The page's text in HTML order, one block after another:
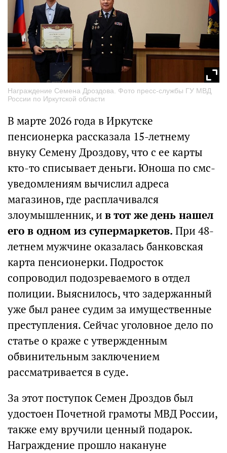
Награждение Семена Дроздова. Фото пресс-службы ГУ МВД
России по Иркутской области
В марте 2026 года в Иркутске
пенсионерка рассказала 15-летнему
внуку Семену Дроздову, что с ее карты
кто-то списывает деньги. Юноша по смс-
уведомлениям вычислил адреса
магазинов, где расплачивался
злоумышленник, и в тот же день нашел
его в одном из супермаркетов. При 48-
летнем мужчине оказалась банковская
карта пенсионерки. Подросток
сопроводил подозреваемого в отдел
полиции. Выяснилось, что задержанный
уже был ранее судим за имущественные
преступления. Сейчас уголовное дело по
статье о краже с утвержденным
обвинительным заключением
рассматривается в суде.
За этот поступок Семен Дроздов был
удостоен Почетной грамоты МВД России,
также ему вручили ценный подарок.
Награждение прошло накануне